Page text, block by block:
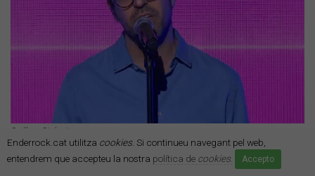
Enderrock.cat utilitza cookies. Si continueu navegant pel web,
entendrem que accepteu la nostra política de cookies. Accepto
Guillem Gisbert
Guillem Gisbert canta sobre Rafael